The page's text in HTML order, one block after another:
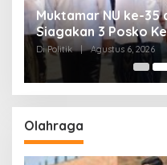
Kendagri Minta
Koperasi Merah
Desa
Di Headline, Politik |
Olahraga